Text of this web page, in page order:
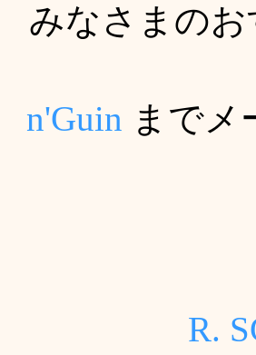
みなさまの
n'Guin まで
R.